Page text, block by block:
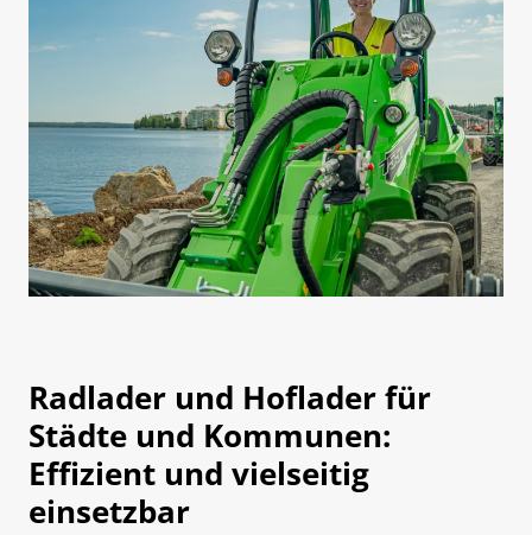
Radlader und Hoflader für
Städte und Kommunen:
Effizient und vielseitig
einsetzbar